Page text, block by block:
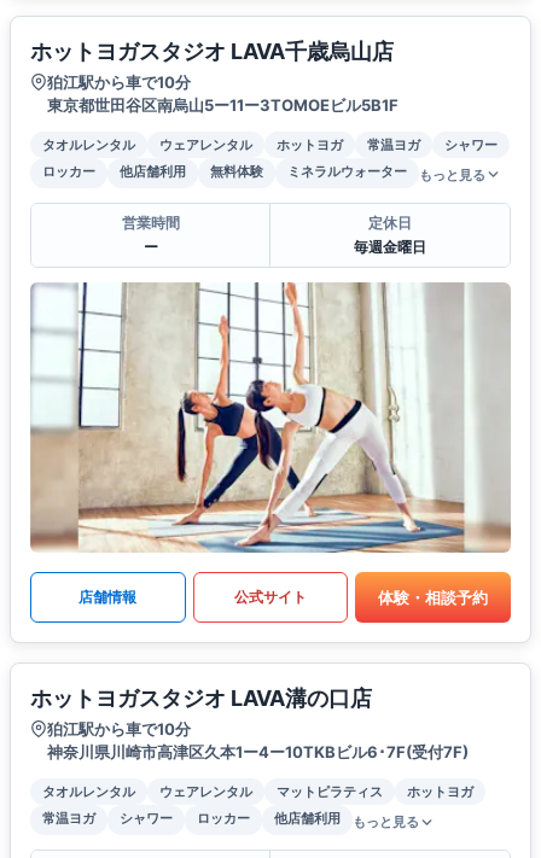
ホットヨガスタジオ LAVA千歳烏山店
狛江駅から車で10分
東京都世田谷区南烏山5ー11ー3TOMOEビル5B1F
タオルレンタル ウェアレンタル ホットヨガ 常温ヨガ
シャワー
ロッカー
他店舗利用 無料体験 ミネラルウォーター もっと見る
営業時間
ー
定休日
毎週金曜日
店舗情報 公式サイト 体験・相談予約
ホットヨガスタジオ LAVA溝の口店
狛江駅から車で10分
神奈川県川崎市高津区久本1ー4ー10TKBビル6･7F(受付7F)
タオルレンタル ウェアレンタル マットピラティス
ホットヨガ
常温ヨガ
シャワー ロッカー 他店舗利用 もっと見る